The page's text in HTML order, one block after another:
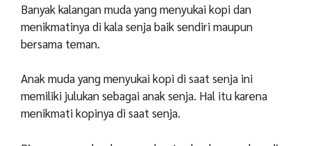
Banyak kalangan muda yang menyukai kopi dan
menikmatinya di kala senja baik sendiri maupun
bersama teman.
Anak muda yang menyukai kopi di saat senja ini
memiliki julukan sebagai anak senja. Hal itu karena
menikmati kopinya di saat senja.